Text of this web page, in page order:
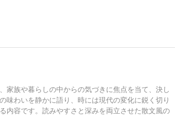
家族や暮らしの中からの気づきに焦点を当て、決し
味わいを静かに語り、時には現代の変化に鋭く切り
内容です。読みやすさと深みを両立させた散文風の